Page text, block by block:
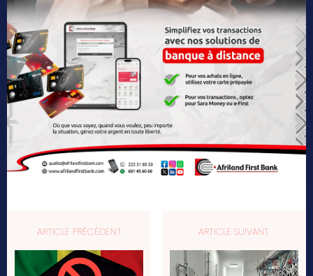
ARTICLE PRÉCÉDENT ARTICLE SUIVANT